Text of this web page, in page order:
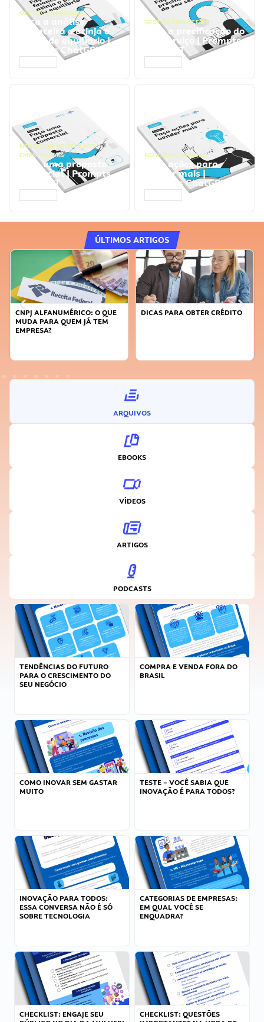
GESTÃO FINANCEIRA
Faça a análise
financeira e atinja o
ponto de equilíbrio |
Prompts ChatGPT
GESTÃO FINANCEIRA
Faça a precificação do
seu serviço | Prompts
ChatGPT
NEGÓCIOS, PROCESSOS
EMPRESARIAIS
Faça uma proposta
comercial | Prompts
ChatGPT
NEGÓCIOS, VENDAS
Faça ações para
vender mais |
Prompts ChatGPT
ÚLTIMOS ARTIGOS
CNPJ ALFANUMÉRICO: O QUE
MUDA PARA QUEM JÁ TEM
EMPRESA?
DICAS PARA OBTER CRÉDITO
ARQUIVOS
EBOOKS
VÍDEOS
ARTIGOS
PODCASTS
TENDÊNCIAS DO FUTURO
PARA O CRESCIMENTO DO
SEU NEGÓCIO
COMPRA E VENDA FORA DO
BRASIL
COMO INOVAR SEM GASTAR
MUITO
TESTE – VOCÊ SABIA QUE
INOVAÇÃO É PARA TODOS?
INOVAÇÃO PARA TODOS:
ESSA CONVERSA NÃO É SÓ
SOBRE TECNOLOGIA
CATEGORIAS DE EMPRESAS:
EM QUAL VOCÊ SE
ENQUADRA?
CHECKLIST: ENGAJE SEU
CHECKLIST: QUESTÕES